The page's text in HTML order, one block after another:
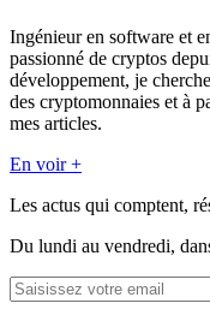
Ingénieur en software et
passionné de cryptos
développement, je
des cryptomonnaies et à
mes articles.
En voir +
Les actus qui comptent,
Du lundi au vendredi,